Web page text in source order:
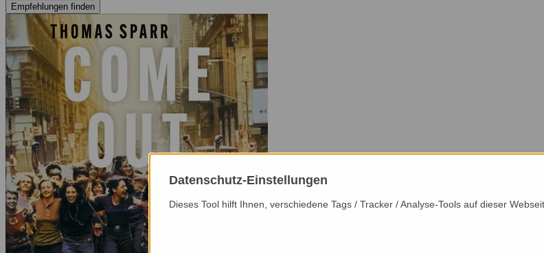
Empfehlungen finden
Datenschutz-Einstellungen
Dieses Tool hilft Ihnen, verschiedene Tags / Tracker / Analyse-Tools auf dieser